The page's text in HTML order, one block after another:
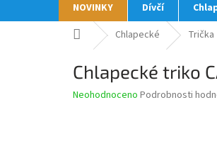
NOVINKY Dívčí
Domů Chlapecké Trička
Chlapecké triko
Průměrné
Neohodnoceno Podrobnosti